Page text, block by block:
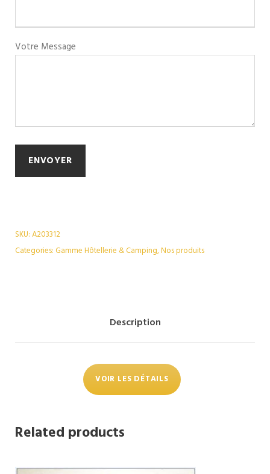
Votre Message
SKU:A203312
Categories: Gamme Hôtellerie & Camping,Nos produits
Description
VOIR LES DÉTAILS
Related products